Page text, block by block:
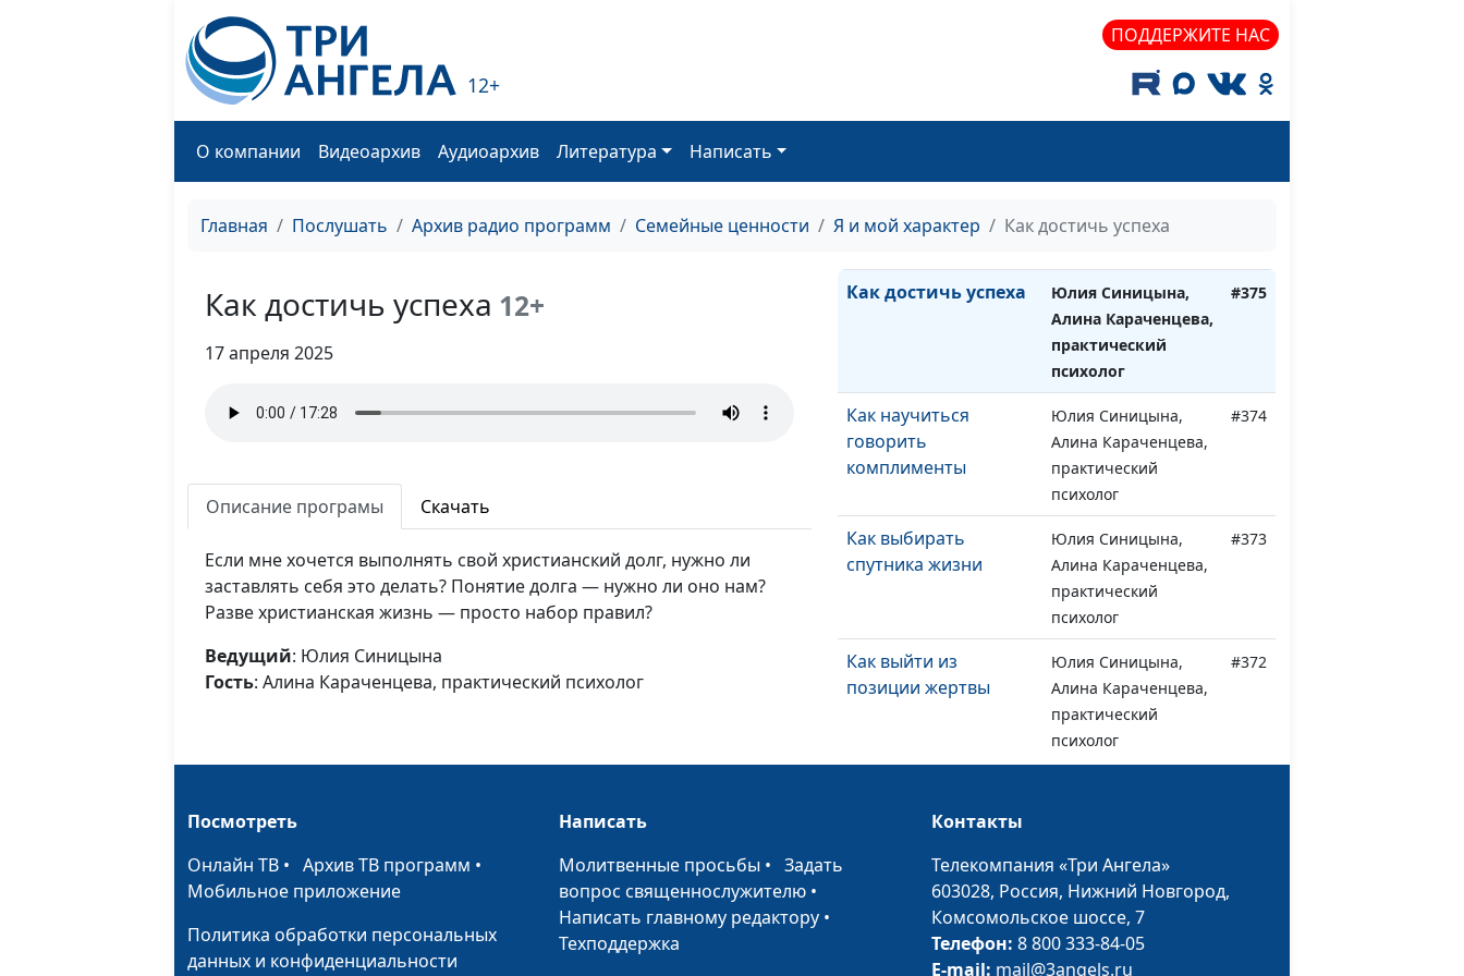
12+
ПОДДЕРЖИТЕ НАС
О компании Видеоархив Аудиоархив Литература Написать
Главная Послушать Архив радио программ Семейные ценности Я и мой характер Как достичь успеха
Как достичь успеха 12+
17 апреля 2025
Описание програмы Скачать
Если мне хочется выполнять свой христианский долг, нужно ли
заставлять себя это делать? Понятие долга — нужно ли оно нам?
Разве христианская жизнь — просто набор правил?
Ведущий: Юлия Синицына
Гость: Алина Караченцева, практический психолог
Юлия Синицына,
Алина Караченцева,
практический
психолог
#377
какая она есть
практический
Как достичь успеха
Юлия Синицына,
Алина Караченцева,
практический
психолог
#375
Как научиться
говорить
комплименты
Юлия Синицына,
Алина Караченцева,
практический
психолог
#374
Как выбирать
спутника жизни
Юлия Синицына,
Алина Караченцева,
практический
психолог
#373
Как выйти из
позиции жертвы
Юлия Синицына,
Алина Караченцева,
практический
психолог
#372
укрепить свое
психолог
Страх общения — как
его преодолеть?
Юлия Синицына,
Айгуль Иншакова,
психолог
Посмотреть
Онлайн ТВ • Архив ТВ программ •
Мобильное приложение
Политика обработки персональных
данных и конфиденциальности
Написать
Молитвенные просьбы •Задать
вопрос священнослужителю •
Написать главному редактору •
Техподдержка
Контакты
Телекомпания «Три Ангела»
603028, Россия, Нижний Новгород,
Комсомольское шоссе, 7
Телефон: 8 800 333-84-05
E-mail: mail@3angels.ru